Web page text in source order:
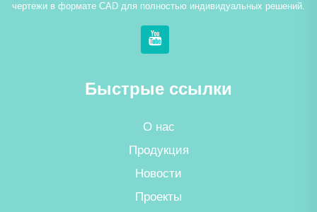
чертежи в формате CAD для полностью индивидуальных решений.
Быстрые ссылки
О нас
Продукция
Новости
Проекты